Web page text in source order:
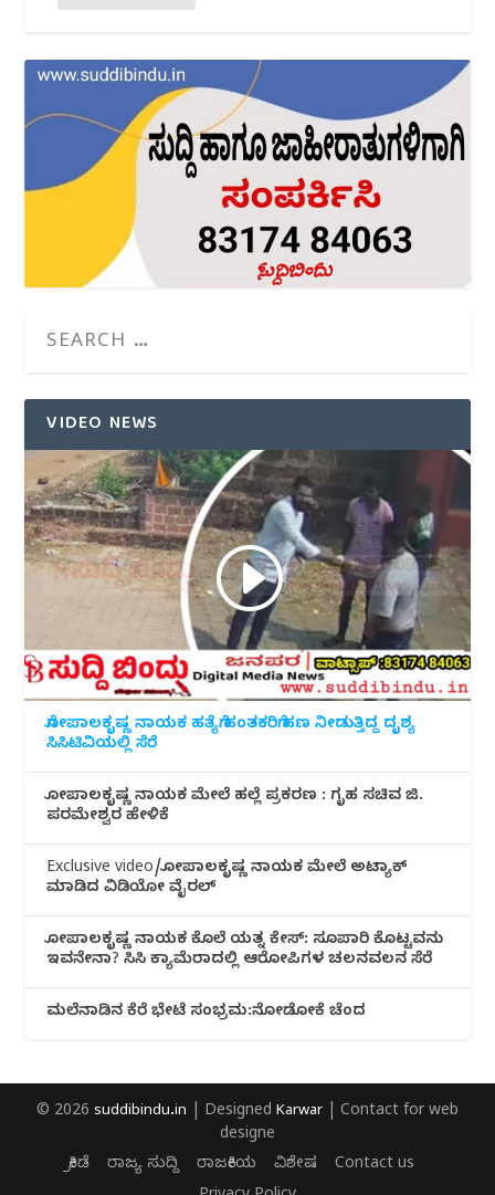
VIDEO NEWS
ಗೋಪಾಲಕೃಷ್ಣ ನಾಯಕ ಹತ್ಯೆಗೆ ಹಂತಕರಿಗೆ ಹಣ ನೀಡುತ್ತಿದ್ದ ದೃಶ್ಯ
ಸಿಸಿಟಿವಿಯಲ್ಲಿ ಸೆರೆ
ಗೋಪಾಲಕೃಷ್ಣ ನಾಯಕ ಮೇಲೆ ಹಲ್ಲೆ ಪ್ರಕರಣ : ಗೃಹ ಸಚಿವ ಜಿ.
ಪರಮೇಶ್ವರ ಹೇಳಿಕೆ
Exclusive video/ಗೋಪಾಲಕೃಷ್ಣ ನಾಯಕ ಮೇಲೆ ಅಟ್ಯಾಕ್
ಮಾಡಿದ ವಿಡಿಯೋ ವೈರಲ್
ಗೋಪಾಲಕೃಷ್ಣ ನಾಯಕ ಕೊಲೆ ಯತ್ನ ಕೇಸ್: ಸೂಪಾರಿ ಕೊಟ್ಟವನು
ಇವನೇನಾ? ಸಿಸಿ ಕ್ಯಾಮೆರಾದಲ್ಲಿ ಆರೋಪಿಗಳ ಚಲನವಲನ ಸೆರೆ
ಮಲೆನಾಡಿ‌ನ ಕೆರೆ ಭೇಟೆ ಸಂಭ್ರಮ:ನೋಡೋಕೆ ಚೆಂದ
© 2026 suddibindu.in | Designed Karwar | Contact for web
designe
ಕ್ರೀಡೆ
ರಾಜ್ಯ ಸುದ್ದಿ ರಾಜಕೀಯ ವಿಶೇಷ
Contact us